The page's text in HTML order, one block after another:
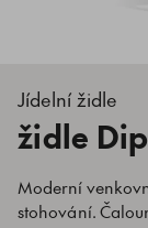
Jídelní židle
židle
Moderní
stohování.